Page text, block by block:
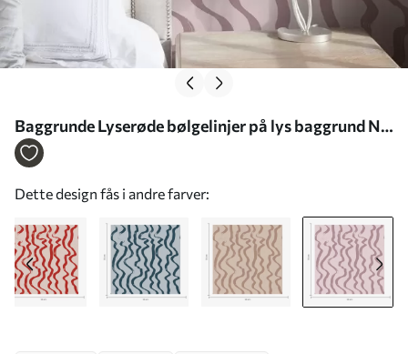
Baggrunde Lyserøde bølgelinjer på lys baggrund Nr.
a01168v3
Dette design fås i andre farver: